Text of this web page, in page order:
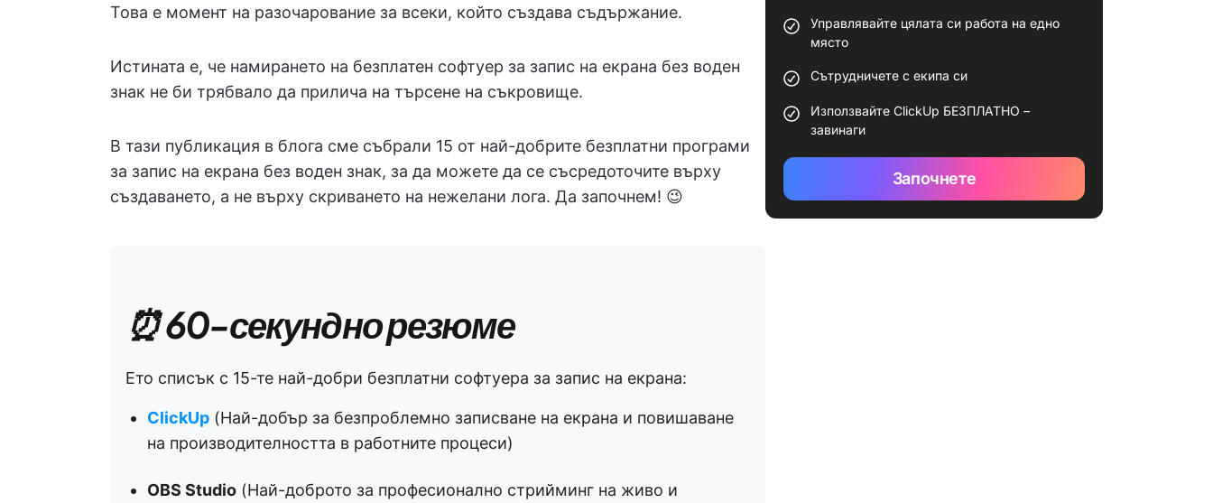
Това е момент на разочарование за всеки, който създава съдържание.
Истината е, че намирането на безплатен софтуер за запис на екрана без воден
знак не би трябвало да прилича на търсене на съкровище.
В тази публикация в блога сме събрали 15 от най-добрите безплатни програми
за запис на екрана без воден знак, за да можете да се съсредоточите върху
създаването, а не върху скриването на нежелани лога. Да започнем! 😉
⏰ 60-секундно резюме
Ето списък с 15-те най-добри безплатни софтуера за запис на екрана:
ClickUp (Най-добър за безпроблемно записване на екрана и повишаване
на производителността в работните процеси)
OBS Studio (Най-доброто за професионално стрийминг на живо и
Управлявайте цялата си работа на едно
място
Сътрудничете с екипа си
Използвайте ClickUp БЕЗПЛАТНО –
завинаги
Започнете